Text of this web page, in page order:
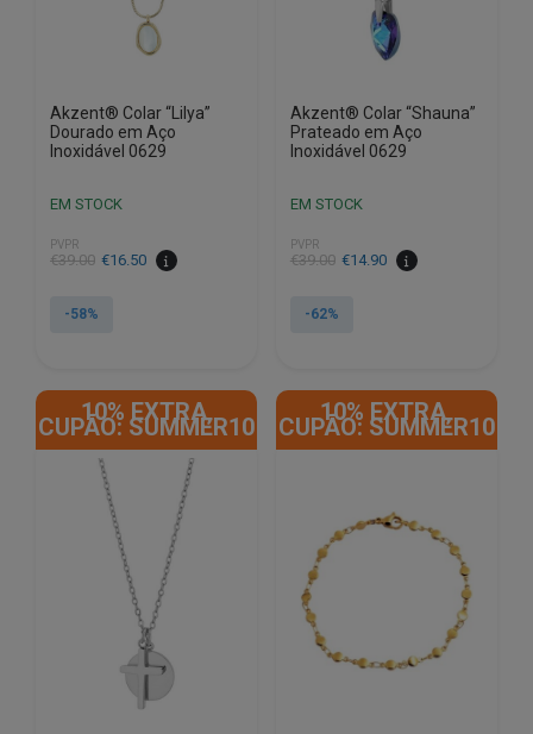
Akzent® Colar “Lilya”
Dourado em Aço
Inoxidável 0629
EM STOCK
PVPR
€39.00
O
original
€16.50
O
atual
-58%
Akzent® Colar “Shauna”
Prateado em Aço
Inoxidável 0629
EM STOCK
PVPR
€39.00
O
original
€14.90
O
atual
-62%
10% EXTRA,
CUPÃO: SUMMER10
10% EXTRA,
CUPÃO: SUMMER10